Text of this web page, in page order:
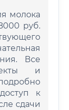
молока
руб.
Все
и
к
сдачи